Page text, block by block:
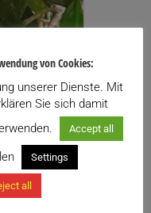
von Cookies:
unserer Dienste. Mit
Sie sich damit
Accept all
Settings
all